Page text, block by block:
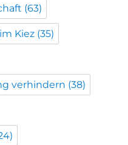
(63)
Kiez (35)
verhindern (38)